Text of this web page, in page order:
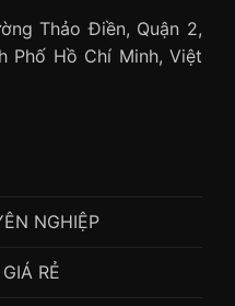
Thảo Điền, Quận 2,
Phố Hồ Chí Minh, Việt
NGHIỆP
RẺ